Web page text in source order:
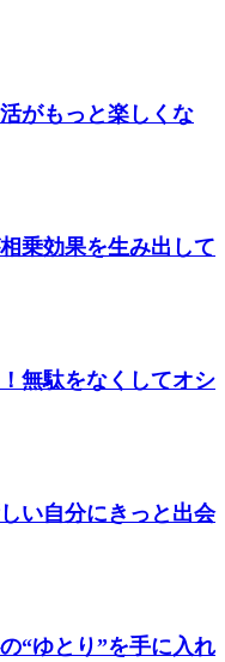
がもっと楽しくな
乗効果を生み出して
無駄をなくしてオシ
い自分にきっと出会
“ゆとり”を手に入れ